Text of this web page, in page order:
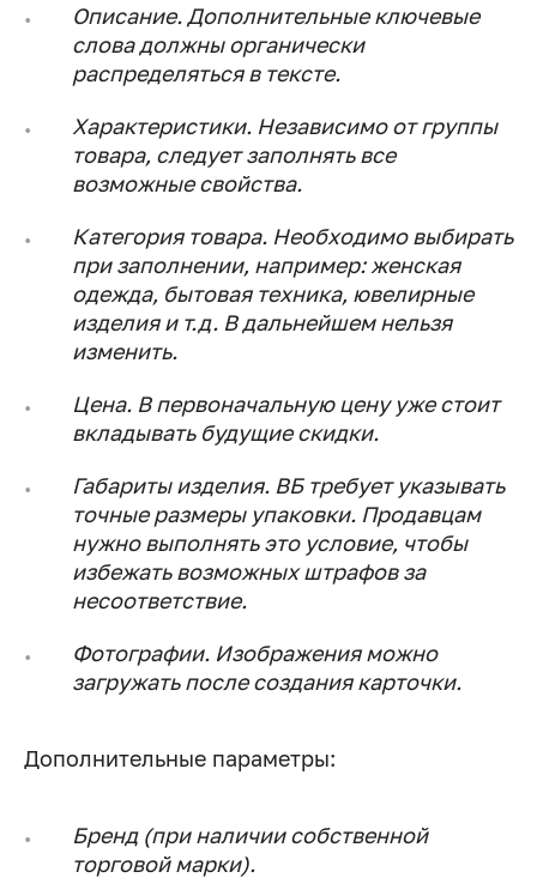
Описание.Дополнительные ключевые
слова должны органически
распределяться в тексте.
Характеристики. Независимо от группы
товара, следует заполнять все
возможные свойства.
Категория товара. Необходимо выбирать
при заполнении, например: женская
одежда, бытовая техника, ювелирные
изделия и т.д. В дальнейшем нельзя
изменить.
Цена. В первоначальную цену уже стоит
вкладывать будущие скидки.
Габариты изделия. ВБ требует указывать
точные размеры упаковки. Продавцам
нужно выполнять это условие, чтобы
избежать возможных штрафов за
несоответствие.
Фотографии. Изображения можно
загружать после создания карточки.
Дополнительные параметры:
Бренд (при наличии собственной
торговой марки).